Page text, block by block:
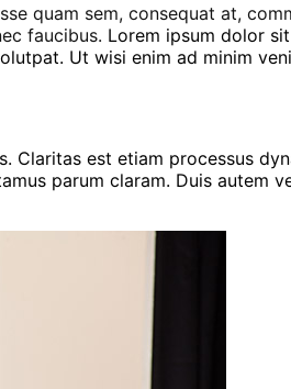
quam sem, consequat at,
faucibus. Lorem ipsum dolor
Ut wisi enim ad minim
Claritas est etiam processus
parum claram. Duis autem